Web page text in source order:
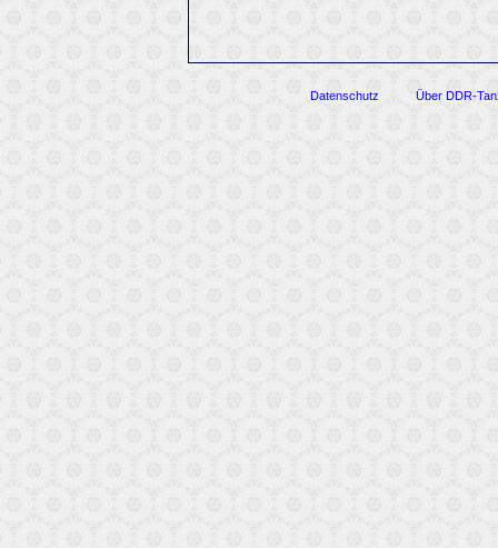
Datenschutz Über DDR-